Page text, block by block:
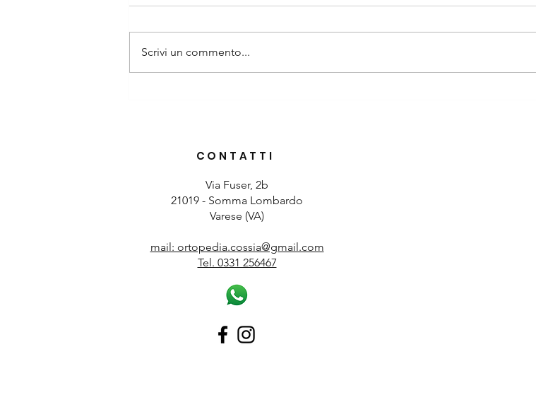
Scrivi un commento...
CONTATTI
Via Fuser, 2b
21019 - Somma Lombardo
Varese (VA)
mail: ortopedia.cossia@gmail.com
Tel. 0331 256467